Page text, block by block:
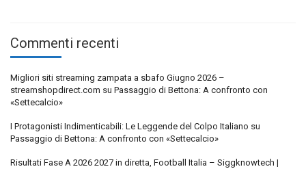
Commenti recenti
Migliori siti streaming zampata a sbafo Giugno 2026 –
streamshopdirect.com su Passaggio di Bettona: A confronto con
«Settecalcio»
I Protagonisti Indimenticabili: Le Leggende del Colpo Italiano su
Passaggio di Bettona: A confronto con «Settecalcio»
Risultati Fase A 2026 2027 in diretta, Football Italia – Siggknowtech |